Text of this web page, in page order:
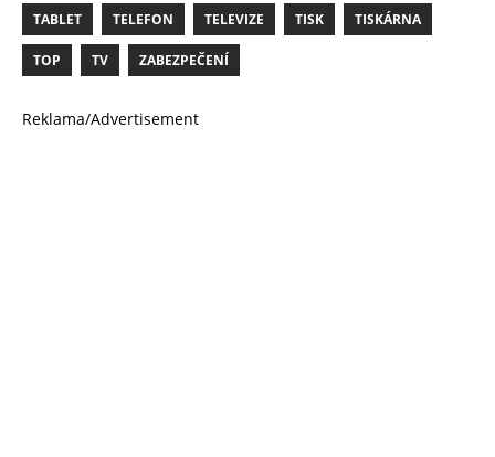
TABLET TELEFON TELEVIZE TISK TISKÁRNA
TOP TV ZABEZPEČENÍ
Reklama/Advertisement